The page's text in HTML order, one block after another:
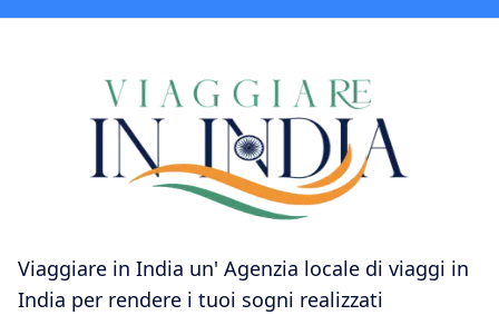
Viaggiare in India un' Agenzia locale di viaggi in
India per rendere i tuoi sogni realizzati